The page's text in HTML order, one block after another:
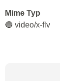
Mime Typ
🔵 video/x-flv